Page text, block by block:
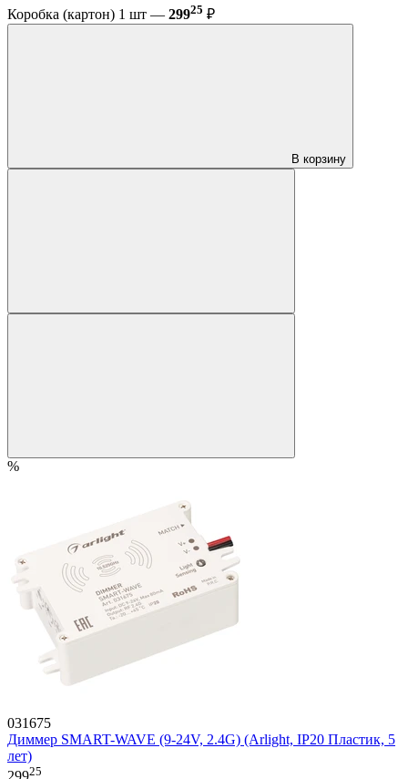
Коробка (картон) 1 шт — 29925 ₽
В корзину
%
031675
Диммер SMART-WAVE (9-24V, 2.4G) (Arlight, IP20 Пластик, 5
лет)
25